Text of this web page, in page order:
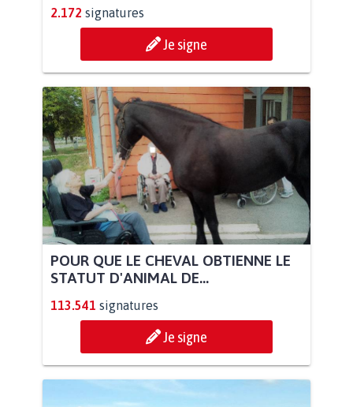
2.172 signatures
Je signe
POUR QUE LE CHEVAL OBTIENNE LE
STATUT D'ANIMAL DE...
113.541 signatures
Je signe